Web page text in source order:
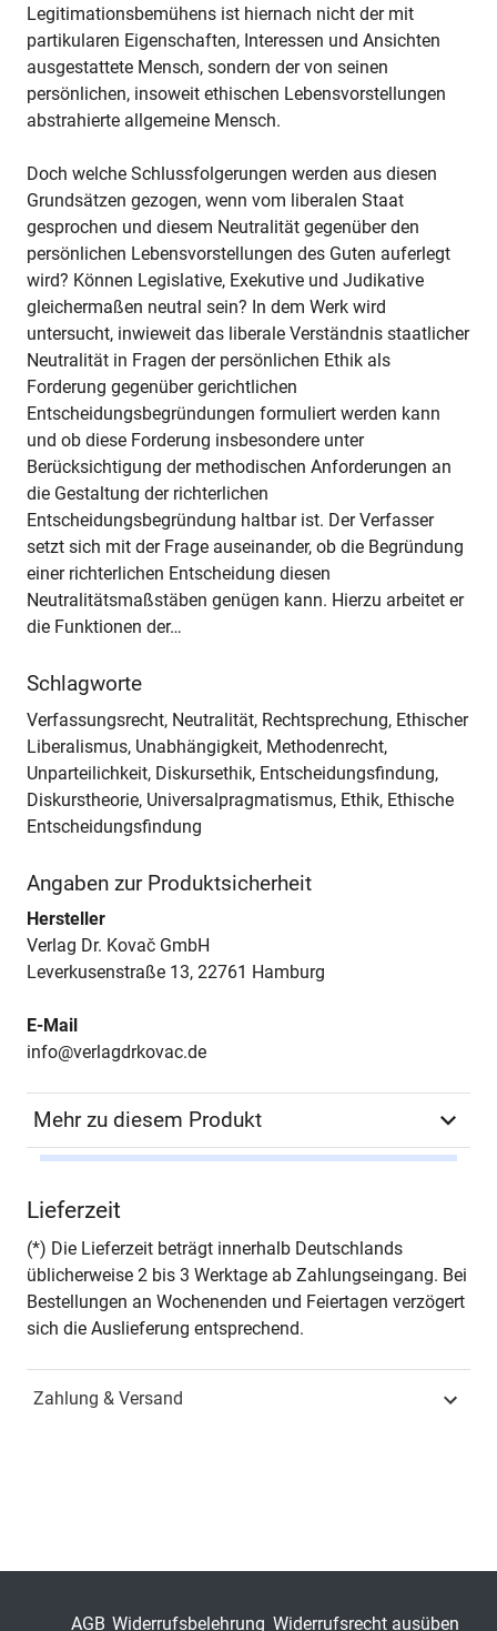
Legitimationsbemühens ist hiernach nicht der mit
partikularen Eigenschaften, Interessen und Ansichten
ausgestattete Mensch, sondern der von seinen
persönlichen, insoweit ethischen Lebensvorstellungen
abstrahierte allgemeine Mensch.
Doch welche Schlussfolgerungen werden aus diesen
Grundsätzen gezogen, wenn vom liberalen Staat
gesprochen und diesem Neutralität gegenüber den
persönlichen Lebensvorstellungen des Guten auferlegt
wird? Können Legislative, Exekutive und Judikative
gleichermaßen neutral sein? In dem Werk wird
untersucht, inwieweit das liberale Verständnis staatlicher
Neutralität in Fragen der persönlichen Ethik als
Forderung gegenüber gerichtlichen
Entscheidungsbegründungen formuliert werden kann
und ob diese Forderung insbesondere unter
Berücksichtigung der methodischen Anforderungen an
die Gestaltung der richterlichen
Entscheidungsbegründung haltbar ist. Der Verfasser
setzt sich mit der Frage auseinander, ob die Begründung
einer richterlichen Entscheidung diesen
Neutralitätsmaßstäben genügen kann. Hierzu arbeitet er
die Funktionen der…
Schlagworte
Verfassungsrecht, Neutralität, Rechtsprechung, Ethischer
Liberalismus, Unabhängigkeit, Methodenrecht,
Unparteilichkeit, Diskursethik, Entscheidungsfindung,
Diskurstheorie, Universalpragmatismus, Ethik, Ethische
Entscheidungsfindung
Angaben zur Produktsicherheit
Hersteller
Verlag Dr. Kovač GmbH
Leverkusenstraße 13, 22761 Hamburg
E-Mail
info@verlagdrkovac.de
Mehr zu diesem Produkt
Seiten 356
Jahr Hamburg 2016
Fachdisziplin
Lieferzeit
(*) Die Lieferzeit beträgt innerhalb Deutschlands
üblicherweise 2 bis 3 Werktage ab Zahlungseingang. Bei
Bestellungen an Wochenenden und Feiertagen verzögert
sich die Auslieferung entsprechend.
Zahlung & Versand
AGB Widerrufsbelehrung Widerrufsrecht ausüben